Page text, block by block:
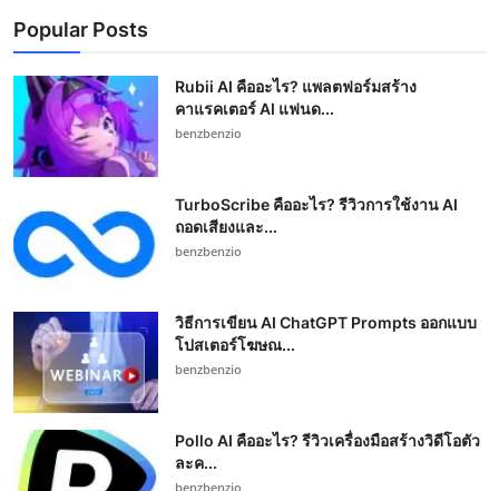
Popular Posts
Rubii AI คืออะไร? แพลตฟอร์มสร้าง
คาแรคเตอร์ AI แฟนด...
benzbenzio
TurboScribe คืออะไร? รีวิวการใช้งาน AI
ถอดเสียงและ...
benzbenzio
วิธีการเขียน AI ChatGPT Prompts ออกแบบ
โปสเตอร์โฆษณ...
benzbenzio
Pollo AI คืออะไร? รีวิวเครื่องมือสร้างวิดีโอตัว
ละค...
benzbenzio